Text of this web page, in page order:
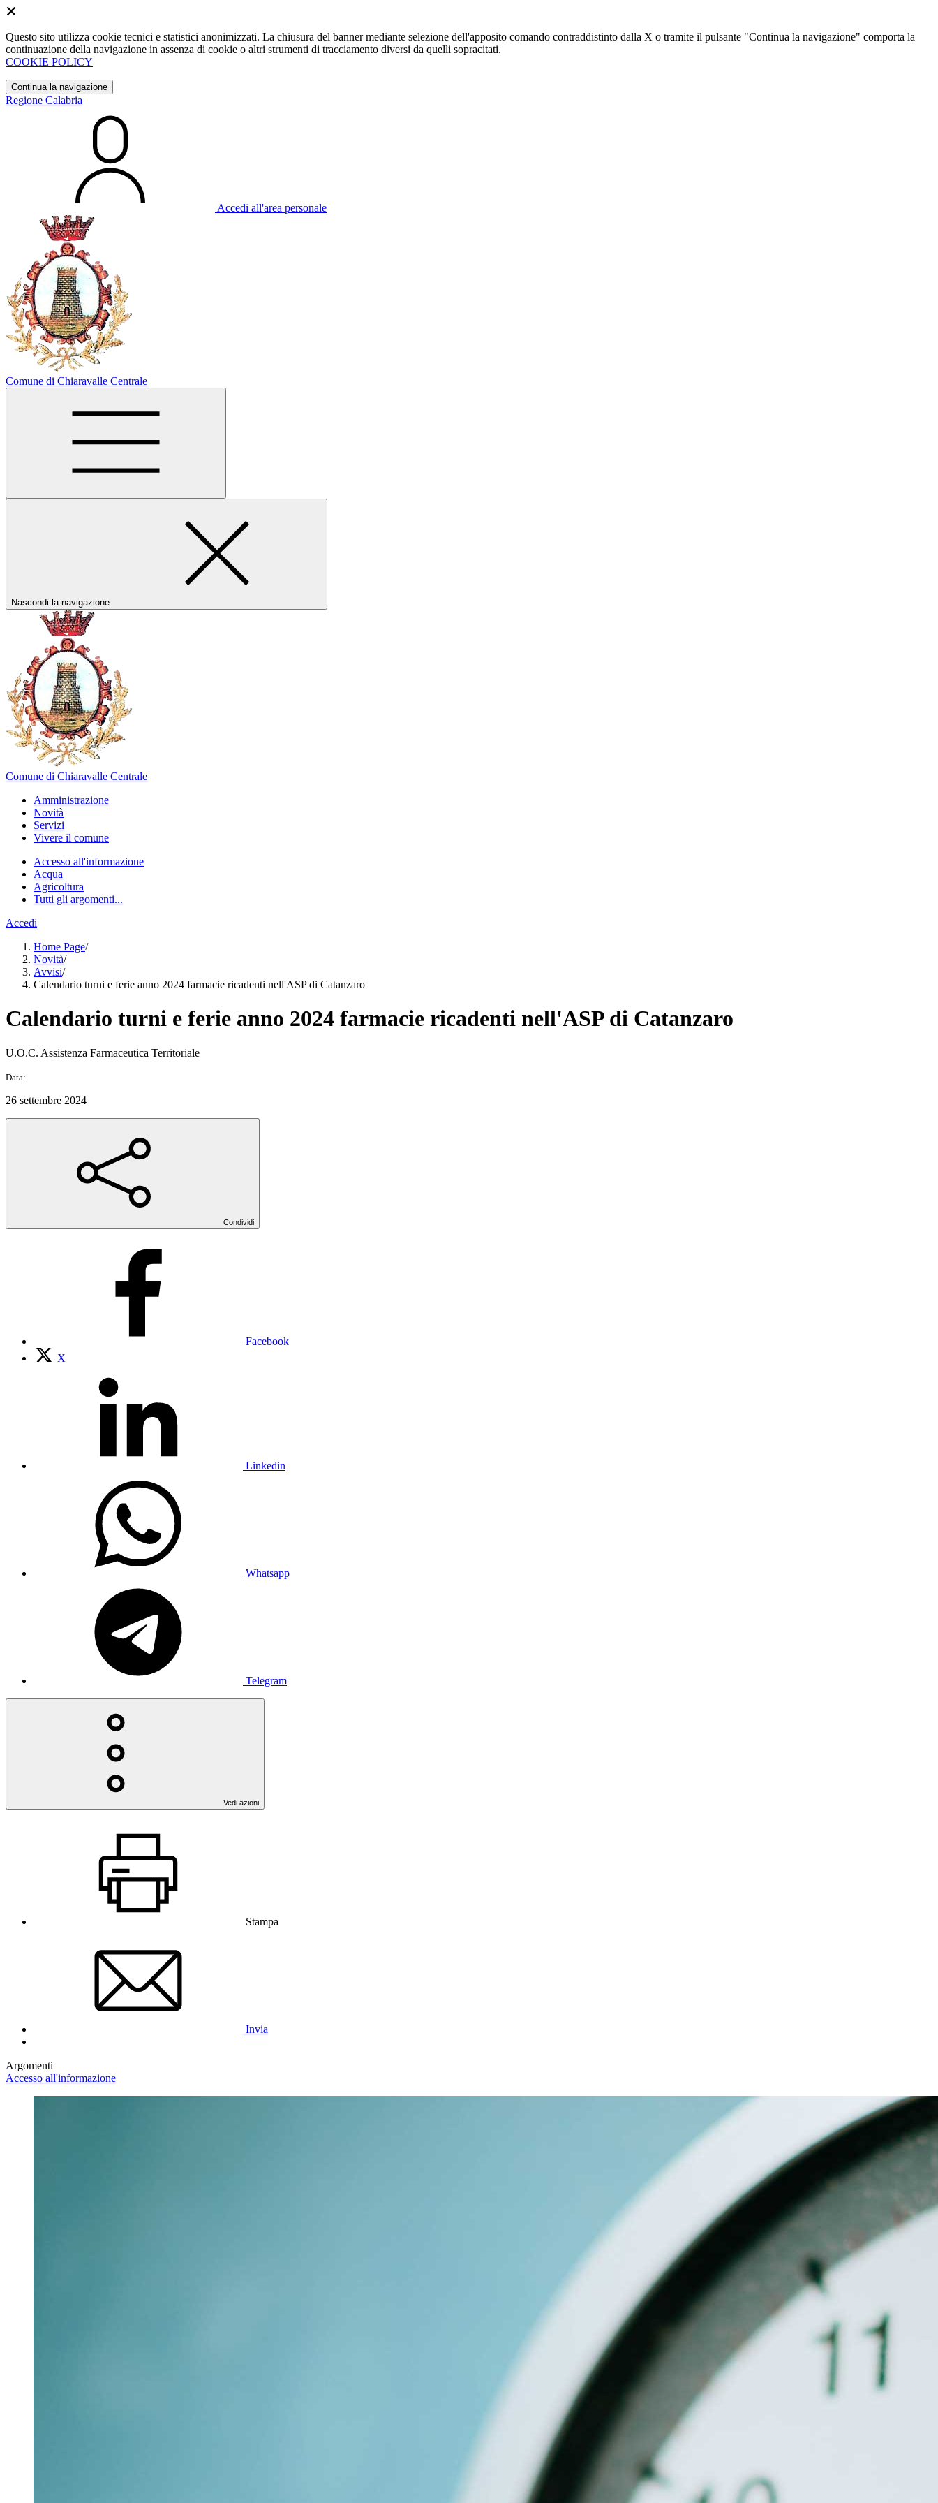
Questo sito utilizza cookie tecnici e statistici anonimizzati. La chiusura del banner mediante selezione dell'apposito comando contraddistinto dalla X o tramite il pulsante "Continua la navigazione" comporta la
continuazione della navigazione in assenza di cookie o altri strumenti di tracciamento diversi da quelli sopracitati.
COOKIE POLICY
Continua la navigazione
Regione Calabria
Accedi all'area personale
Comune di Chiaravalle Centrale
Nascondi la navigazione
Comune di Chiaravalle Centrale
Amministrazione
Novità
Servizi
Vivere il comune
Accesso all'informazione
Acqua
Agricoltura
Tutti gli argomenti...
Accedi
Home Page/
Novità/
Avvisi/
Calendario turni e ferie anno 2024 farmacie ricadenti nell'ASP di Catanzaro
Calendario turni e ferie anno 2024 farmacie ricadenti nell'ASP di Catanzaro
U.O.C. Assistenza Farmaceutica Territoriale
Data:
26 settembre 2024
Condividi
Facebook
X
Linkedin
Whatsapp
Telegram
Vedi azioni
Stampa
Invia
Argomenti
Accesso all'informazione